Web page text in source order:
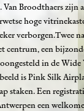
Van Broodthaers
hoge
verborgen.Twee
centrum, een
in de Wide
is Pink Silk
staken. Een
een